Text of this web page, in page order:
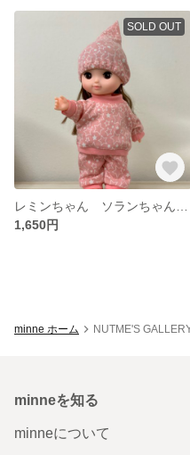
SOLD OUT
1,650円
minne ホーム NUTME'S
minneを知る
minneについて